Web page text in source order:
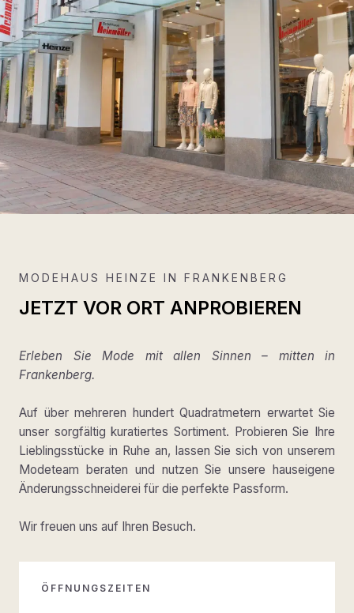
MODEHAUS HEINZE IN FRANKENBERG
JETZT VOR ORT ANPROBIEREN
Erleben Sie Mode mit allen Sinnen – mitten in
Frankenberg.
Auf über mehreren hundert Quadratmetern erwartet Sie
unser sorgfältig kuratiertes Sortiment. Probieren Sie Ihre
Lieblingsstücke in Ruhe an, lassen Sie sich von unserem
Modeteam beraten und nutzen Sie unsere hauseigene
Änderungsschneiderei für die perfekte Passform.
Wir freuen uns auf Ihren Besuch.
ÖFFNUNGSZEITEN